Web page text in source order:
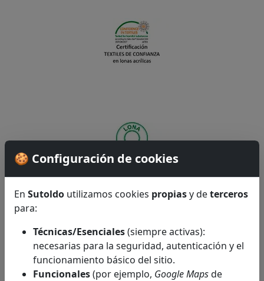
🍪 Configuración de cookies
En Sutoldo utilizamos cookies propiasy deterceros
para:
Técnicas/Esenciales(siempre activas):
necesarias para la seguridad, autenticación y el
funcionamiento básico del sitio.
Funcionales(por ejemplo, Google Mapsde